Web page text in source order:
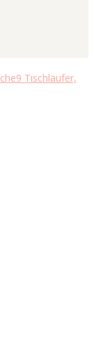
Tischläufer,